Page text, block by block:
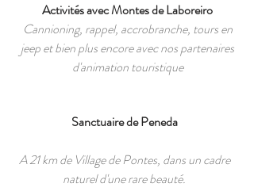
Activités avec Montes de Laboreiro
Cannioning, rappel, accrobranche, tours en
jeep et bien plus encore avec nos partenaires
d'animation touristique
Sanctuaire de Peneda
A 21 km de Village de Pontes, dans un cadre
naturel d'une rare beauté.